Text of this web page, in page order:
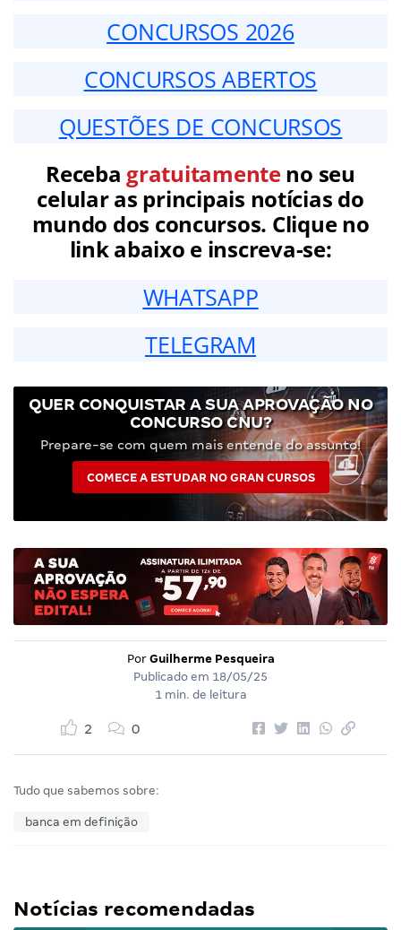
CONCURSOS 2026
CONCURSOS ABERTOS
QUESTÕES DE CONCURSOS
Receba gratuitamenteno seu
celular as principais notícias do
mundo dos concursos. Clique no
link abaixo e inscreva-se:
WHATSAPP
TELEGRAM
QUER CONQUISTAR A SUA APROVAÇÃO NO
CONCURSO CNU?
Prepare-se com quem mais entende do assunto!
COMECE A ESTUDAR NO GRAN CURSOS
Por Guilherme Pesqueira
Publicado em 18/05/25
1 min. de leitura
2 0
Tudo que sabemos sobre:
banca em definição
Notícias recomendadas